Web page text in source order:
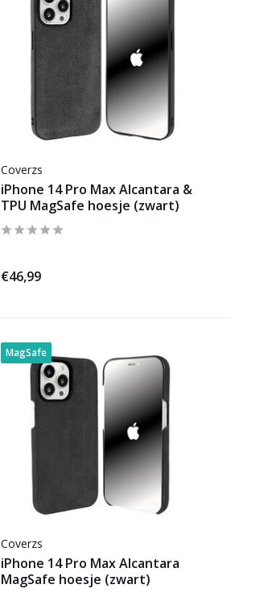
Coverzs
iPhone 14 Pro Max Alcantara &
TPU MagSafe hoesje (zwart)
€46,99
MagSafe
Coverzs
iPhone 14 Pro Max Alcantara
MagSafe hoesje (zwart)